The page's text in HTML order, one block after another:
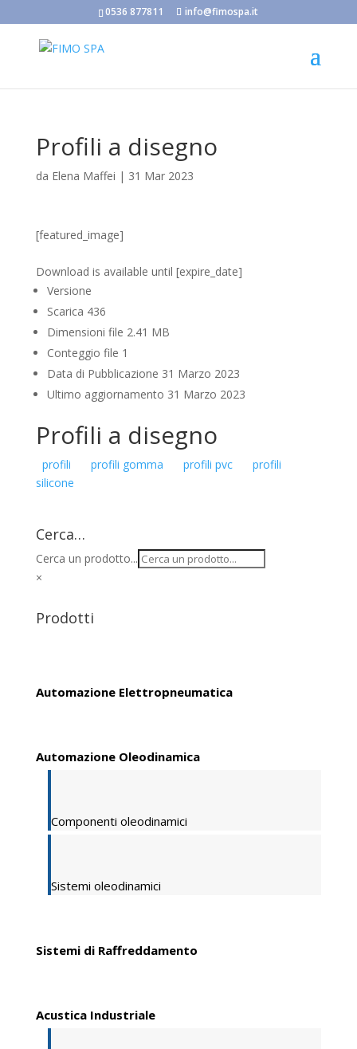
0536 877811 info@fimospa.it
Profili a disegno
da Elena Maffei | 31 Mar 2023
[featured_image]
Download is available until [expire_date]
Versione
Scarica 436
Dimensioni file 2.41 MB
Conteggio file 1
Data di Pubblicazione 31 Marzo 2023
Ultimo aggiornamento 31 Marzo 2023
Profili a disegno
profili profili gomma profili pvc
profili
silicone
Cerca…
Cerca un prodotto...
×
Prodotti
Automazione Elettropneumatica
Automazione Oleodinamica
Componenti oleodinamici
Sistemi oleodinamici
Sistemi di Raffreddamento
Acustica Industriale